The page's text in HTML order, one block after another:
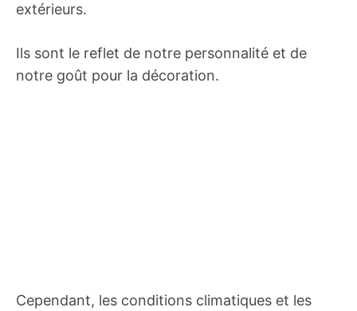
extérieurs.
Ils sont le reflet de notre personnalité et de
notre goût pour la décoration.
Cependant, les conditions climatiques et les